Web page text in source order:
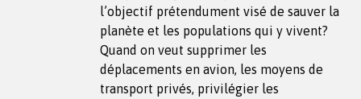
l’objectif prétendument visé de sauver la
planète et les populations qui y vivent?
Quand on veut supprimer les
déplacements en avion, les moyens de
transport privés, privilégier les